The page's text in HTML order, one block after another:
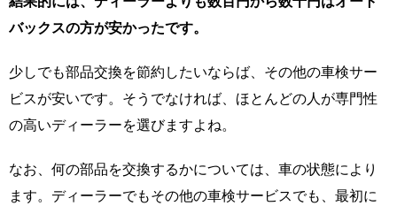
バックスの方が安かったです。
少しでも部品交換を節約したいならば、その他の車検サー
ビスが安いです。そうでなければ、ほとんどの人が専門性
の高いディーラーを選びますよね。
なお、何の部品を交換するかについては、車の状態により
ます。ディーラーでもその他の車検サービスでも、最初に